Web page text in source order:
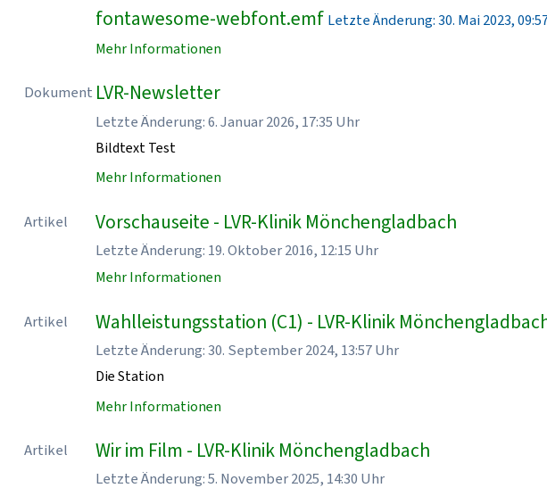
fontawesome-webfont.emf Letzte Änderung: 30. Mai 2023,
Mehr Informationen
Dokument LVR-Newsletter
Letzte Änderung: 6. Januar 2026, 17:35 Uhr
Bildtext Test
Mehr Informationen
Artikel Vorschauseite - LVR-Klinik Mönchengladbach
Letzte Änderung: 19. Oktober 2016, 12:15 Uhr
Mehr Informationen
Artikel Wahlleistungsstation (C1) - LVR-Klinik
Letzte Änderung: 30. September 2024, 13:57 Uhr
Die Station
Mehr Informationen
Artikel Wir im Film - LVR-Klinik Mönchengladbach
Letzte Änderung: 5. November 2025, 14:30 Uhr